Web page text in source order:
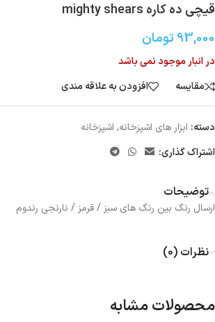
قیچی ده کاره mighty shears
93,000 تومان
در انبار موجود نمی باشد
مقایسه
افزودن به علاقه مندی
دسته: ابزار های اشپزخانه, اشپزخانه
اشتراک گذاری:
توضیحات
ارسال رنگ بین رنگ های سبز / قرمز / نارنجی رندوم
نظرات (0)
محصولات مشابه